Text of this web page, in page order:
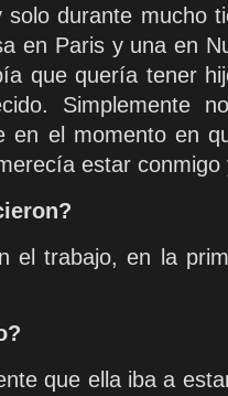
solo durante mucho
en Paris y una en
que quería tener
Simplemente
en el momento en
estar conmigo
el trabajo, en la
que ella iba a